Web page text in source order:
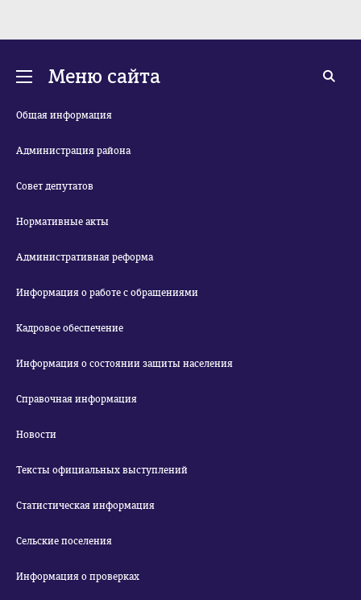
Меню сайта
Общая информация
Администрация района
Совет депутатов
Нормативные акты
Административная реформа
Информация о работе с обращениями
Кадровое обеспечение
Информация о состоянии защиты населения
Справочная информация
Новости
Тексты официальных выступлений
Статистическая информация
Сельские поселения
Информация о проверках